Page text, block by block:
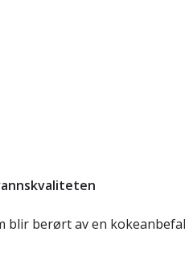
blir berørt av en